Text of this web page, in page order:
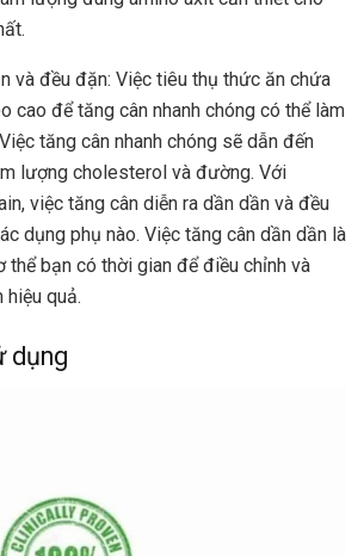
và đều đặn: Việc tiêu thụ thức ăn chứa
cao để tăng cân nhanh chóng có thể làm
tăng cân nhanh chóng sẽ dẫn đến
lượng cholesterol và đường. Với
việc tăng cân diễn ra dần dần và đều
dụng phụ nào. Việc tăng cân dần dần là
thể bạn có thời gian để điều chỉnh và
quả.
dụng